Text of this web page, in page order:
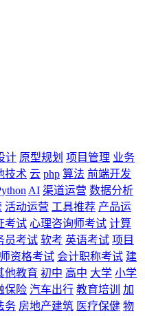
计 原型规划 项目管理 业务
技术 云 php 算法 前端开发
AI 渠道运营 数据分析
活动运营 工具推荐 产品运
考试 心理咨询师考试 计算
员考试 软考 英语考试 项目
资格考试 会计职称考试 建
他教育 初中 高中 大学 小学
保险 汽车出行 教育培训
加
务 房地产建筑 医疗保健 物